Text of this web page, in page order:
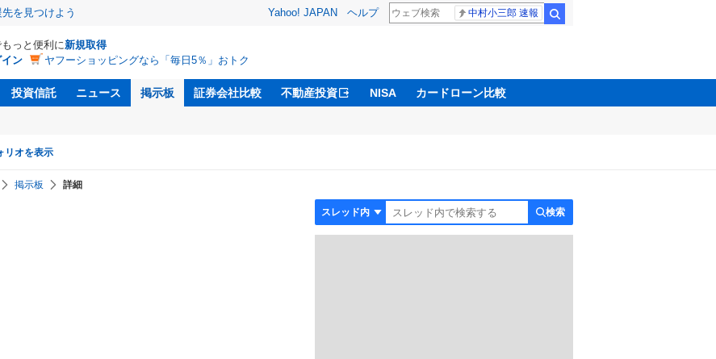
を見つけよう Yahoo! JAPAN ヘルプ 中村小三郎 速報
もっと便利に新規取得
イン
ヤフーショッピングなら「毎日5％」おトク
投資信託 ニュース 掲示板 証券会社比較 不動産投資 NISA カードローン比較
リオを表示
掲示板 詳細
検索